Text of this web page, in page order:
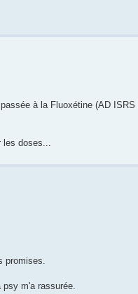
à la Fluoxétine (AD
les doses...
promises.
m'a rassurée.